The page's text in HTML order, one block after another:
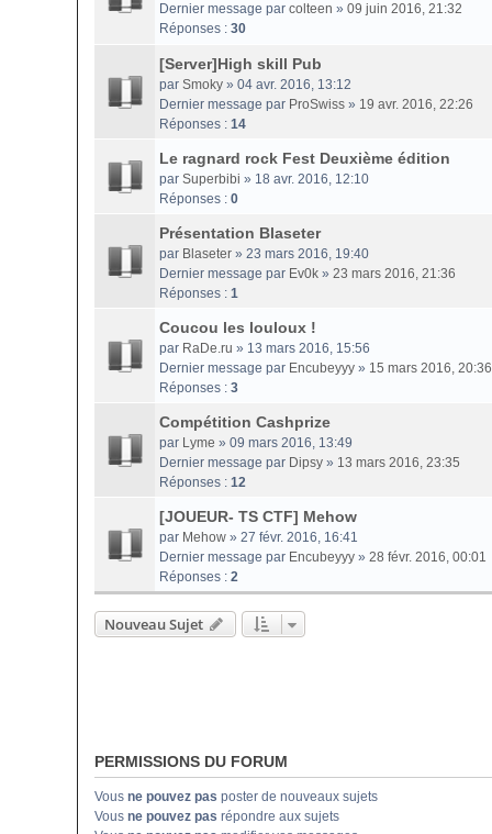
Dernier message par colteen » 09 juin 2016, 21:32
Réponses : 30
[Server]High skill Pub
par Smoky » 04 avr. 2016, 13:12
Dernier message par ProSwiss » 19 avr. 2016, 22:26
Réponses : 14
Le ragnard rock Fest Deuxième édition
par Superbibi » 18 avr. 2016, 12:10
Réponses : 0
Présentation Blaseter
par Blaseter » 23 mars 2016, 19:40
Dernier message par Ev0k » 23 mars 2016, 21:36
Réponses : 1
Coucou les louloux !
par RaDe.ru » 13 mars 2016, 15:56
Dernier message par Encubeyyy » 15 mars 2016, 20:36
Réponses : 3
Compétition Cashprize
par Lyme » 09 mars 2016, 13:49
Dernier message par Dipsy » 13 mars 2016, 23:35
Réponses : 12
[JOUEUR- TS CTF] Mehow
par Mehow » 27 févr. 2016, 16:41
Dernier message par Encubeyyy » 28 févr. 2016, 00:01
Réponses : 2
Nouveau Sujet
PERMISSIONS DU FORUM
Vous ne pouvez pas poster de nouveaux sujets
Vous ne pouvez pas répondre aux sujets